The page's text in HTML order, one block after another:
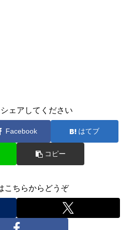
ェアしてください
Facebook はてブ
コピー
こちらからどうぞ